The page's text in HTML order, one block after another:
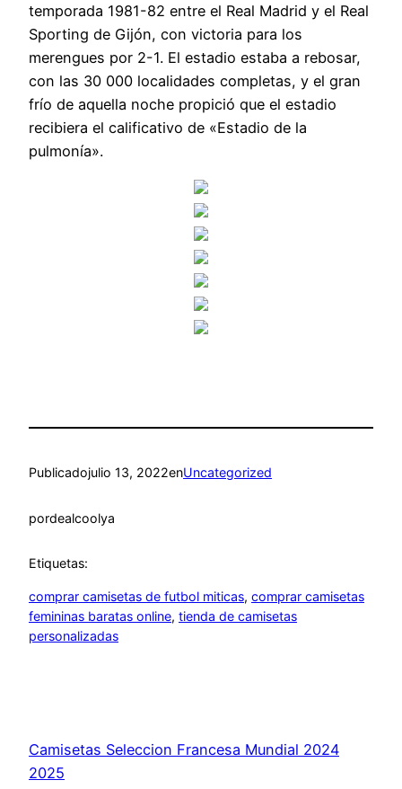
temporada 1981-82 entre el Real Madrid y el Real
Sporting de Gijón, con victoria para los
merengues por 2-1. El estadio estaba a rebosar,
con las 30 000 localidades completas, y el gran
frío de aquella noche propició que el estadio
recibiera el calificativo de «Estadio de la
pulmonía».
Publicadojulio 13, 2022enUncategorized
pordealcoolya
Etiquetas:
comprar camisetas de futbol miticas, comprar camisetas
femininas baratas online, tienda de camisetas
personalizadas
Camisetas Seleccion Francesa Mundial 2024
2025